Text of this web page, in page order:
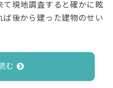
て現地調査すると確かに眩
ば後から建った建物のせい
む